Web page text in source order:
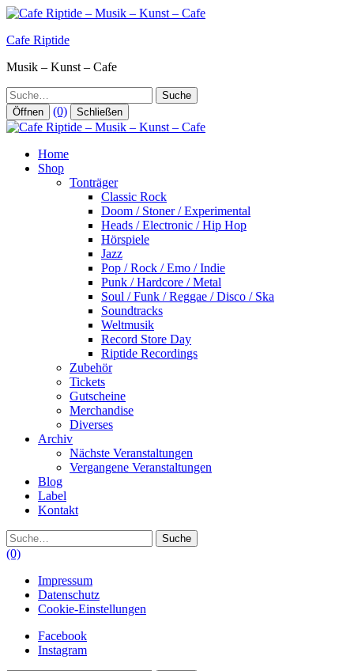
Zum
springen
Cafe Riptide
Musik – Kunst – Cafe
Suche
Öffnen (0) Schließen
Home
Shop
Tonträger
Classic Rock
Doom / Stoner / Experimental
Heads / Electronic / Hip Hop
Hörspiele
Jazz
Pop / Rock / Emo / Indie
Punk / Hardcore / Metal
Soul / Funk / Reggae / Disco / Ska
Soundtracks
Weltmusik
Record Store Day
Riptide Recordings
Zubehör
Tickets
Gutscheine
Merchandise
Diverses
Archiv
Nächste Veranstaltungen
Vergangene Veranstaltungen
Blog
Label
Kontakt
Suche
(0)
Impressum
Datenschutz
Cookie-Einstellungen
Facebook
Instagram